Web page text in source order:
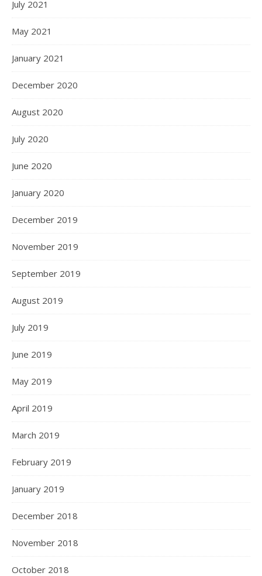
July 2021
May 2021
January 2021
December 2020
August 2020
July 2020
June 2020
January 2020
December 2019
November 2019
September 2019
August 2019
July 2019
June 2019
May 2019
April 2019
March 2019
February 2019
January 2019
December 2018
November 2018
October 2018